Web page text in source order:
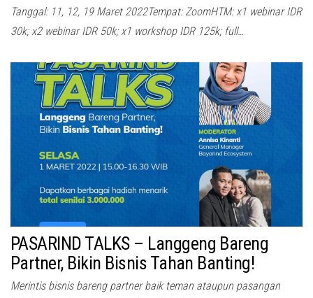
Tanggal: 11, 12, 19 Maret 2022Tempat: ZoomHTM: x1 webinar IDR
30k; x2 webinar IDR 50k; x1 workshop IDR 125k; full…
PASARIND TALKS – Langgeng Bareng
Partner, Bikin Bisnis Tahan Banting!
Merintis bisnis bareng partner baik teman ataupun pasangan